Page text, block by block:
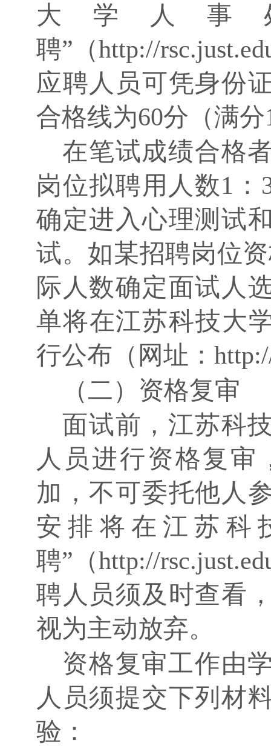
大学人事
聘”（http://
应聘人员可凭身份
合格线为60分（满
在笔试成绩合格
岗位拟聘用人数1：
确定进入心理测试
试。如某招聘岗位
际人数确定面试人
单将在江苏科技大
行公布（网址：
（二）资格复审
面试前，江苏科
人员进行资格复审
加，不可委托他人
安排将在江苏科
聘”（http://
聘人员须及时查看
视为主动放弃。
资格复审工作由
人员须提交下列材
验：